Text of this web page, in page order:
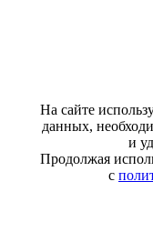
На сайте
данных,
и
Продолжая
с